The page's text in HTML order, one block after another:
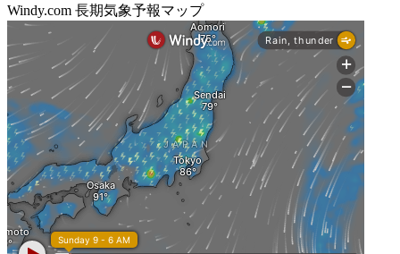
Windy.com 長期気象予報マップ